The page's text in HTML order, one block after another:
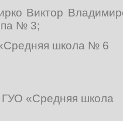
Виктор
№ 3;
школа № 6
«Средняя школа